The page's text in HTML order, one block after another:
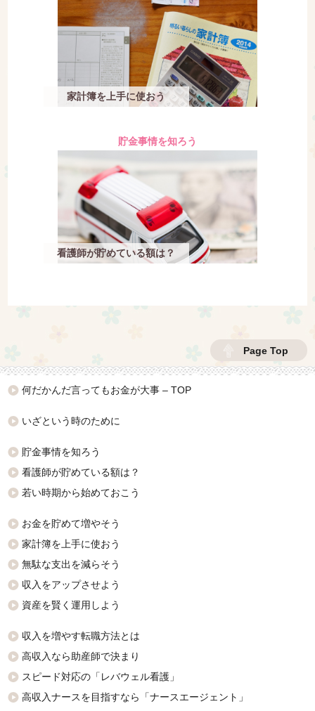
家計簿を上手に使おう
貯金事情を知ろう
看護師が貯めている額は？
Page Top
何だかんだ言ってもお金が大事 – TOP
いざという時のために
貯金事情を知ろう
看護師が貯めている額は？
若い時期から始めておこう
お金を貯めて増やそう
家計簿を上手に使おう
無駄な支出を減らそう
収入をアップさせよう
資産を賢く運用しよう
収入を増やす転職方法とは
高収入なら助産師で決まり
スピード対応の「レバウェル看護」
高収入ナースを目指すなら「ナースエージェント」